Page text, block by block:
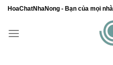
Chuyển
nội
HoaChatNhaNong - Bạn của mọi nhà